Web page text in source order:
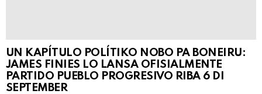
UN KAPÍTULO POLÍTIKO NOBO PA BONEIRU:
JAMES FINIES LO LANSA OFISIALMENTE
PARTIDO PUEBLO PROGRESIVO RIBA 6 DI
SEPTEMBER